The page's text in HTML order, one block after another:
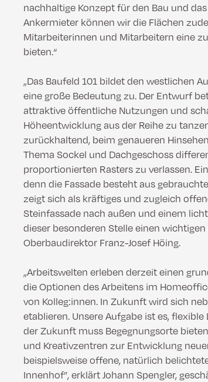
nachhaltige Konzept für den Bau und
Ankermieter können wir die Flächen
Mitarbeiterinnen und Mitarbeitern eine
bieten.“
„Das Baufeld 101 bildet den westlichen
eine große Bedeutung zu. Der Entwurf
attraktive öffentliche Nutzungen und
Höheentwicklung aus der Reihe zu
zurückhaltend, beim genaueren
Thema Sockel und Dachgeschoss
proportionierten Rasters zu verlassen.
denn die Fassade besteht aus
zeigt sich als kräftiges und zugleich
Steinfassade nach außen und einem
dieser besonderen Stelle einen
Oberbaudirektor Franz-Josef Höing.
„Arbeitswelten erleben derzeit einen
die Optionen des Arbeitens im
von Kolleg:innen. In Zukunft wird sich
etablieren. Unsere Aufgabe ist es,
der Zukunft muss Begegnungsorte
und Kreativzentren zur Entwicklung
beispielsweise offene, natürlich
Innenhof”, erklärt Johann Spengler,